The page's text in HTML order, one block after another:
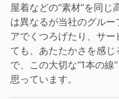
屋着などの“素材”を同
は異なるが当社のグル
アでくつろげたり、サ
ても、あたたかさを感
で、この大切な“1本の線
思っています。